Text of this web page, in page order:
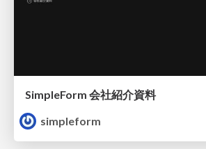
SimpleForm 会社紹介資料
simpleform